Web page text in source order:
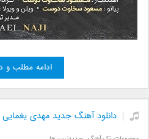
ادامه مطلب و
دانلود آهنگ جدید مهدی